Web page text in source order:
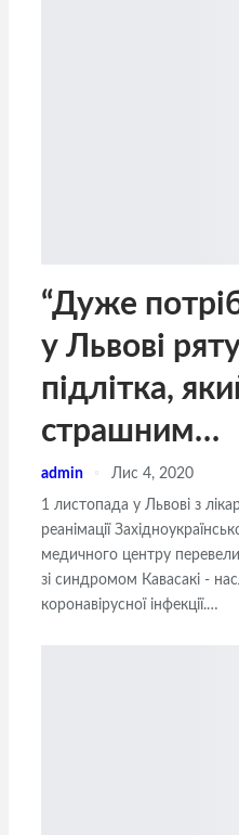
“Дуже
у Львові
підлітка,
страшним…
admin Лис 4, 2020
1 листопада у Львові з
реанімації
медичного центру
зі синдромом Кавасакі -
коронавірусної інфекції.…